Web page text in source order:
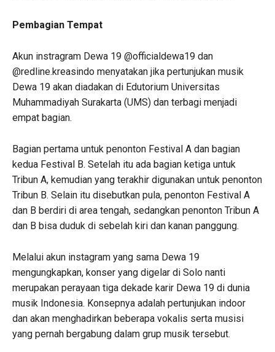
Pembagian Tempat
Akun instragram Dewa 19 @officialdewa19 dan
@redline.kreasindo menyatakan jika pertunjukan musik
Dewa 19 akan diadakan di Edutorium Universitas
Muhammadiyah Surakarta (UMS) dan terbagi menjadi
empat bagian.
Bagian pertama untuk penonton Festival A dan bagian
kedua Festival B. Setelah itu ada bagian ketiga untuk
Tribun A, kemudian yang terakhir digunakan untuk penonton
Tribun B. Selain itu disebutkan pula, penonton Festival A
dan B berdiri di area tengah, sedangkan penonton Tribun A
dan B bisa duduk di sebelah kiri dan kanan panggung.
Melalui akun instagram yang sama Dewa 19
mengungkapkan, konser yang digelar di Solo nanti
merupakan perayaan tiga dekade karir Dewa 19 di dunia
musik Indonesia. Konsepnya adalah pertunjukan indoor
dan akan menghadirkan beberapa vokalis serta musisi
yang pernah bergabung dalam grup musik tersebut.